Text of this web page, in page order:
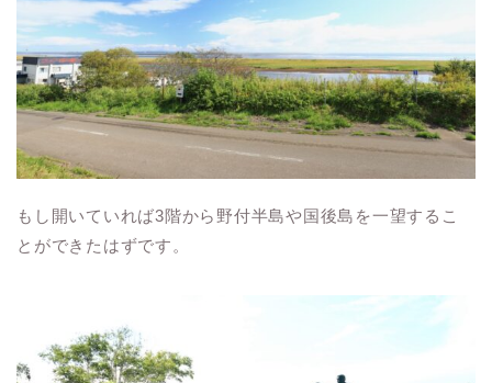
もし開いていれば3階から野付半島や国後島を一望するこ
とができたはずです。